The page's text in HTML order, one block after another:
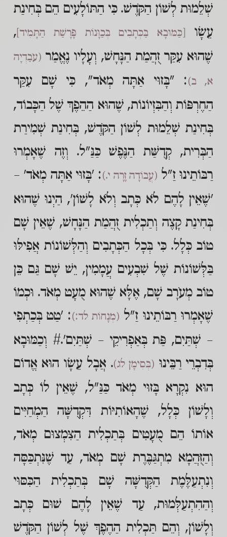
שְׁלֵמוּת לְשׁוֹן הַקֹּדֶשׁ. כִּי הַתּוֹלָעִים הֵם בְּחִינַת
עֵשָׂו
[כַּמּוּבָא בַּכְּתָבִים בְּכַוָּנוֹת פָּרָשַׁת הַתָּמִיד] ,
שֶׁהוּא עִקַּר זֻהֲמַת הַנָּחָשׁ, וְעָלָיו נֶאֱמַר (עֹבַדְיָה
א, ב): "בָּזוּי אַתָּה מְאֹד", כִּי שָׁם עִקַּר
הַחֶרְפּוֹת וְהַבִּזְיוֹנוֹת, שֶׁהוּא הַהֵפֶךְ שֶׁל הַכָּבוֹד,
בְּחִינַת שְׁלֵמוּת לְשׁוֹן הַקֹּדֶשׁ, בְּחִינַת שְׁמִירַת
הַבְּרִית, קְדֻשַּׁת הַנֶּפֶשׁ כַּנַּ"ל. וְזֶה שֶׁאָמְרוּ
רַבּוֹתֵינוּ זַ"ל (עֲבוֹדָה זָרָה י.): 'בָּזוּי אַתָּה מְאֹד' –
'שֶׁאֵין לָהֶם לֹא כְּתָב וְלֹא לָשׁוֹן', הַיְנוּ שֶׁהוּא
בְּחִינַת קָצֶה וְתַכְלִית זֻהֲמַת הַנָּחָשׁ, שֶׁאֵין שָׁם
טוֹב כְּלָל. כִּי בְּכָל הַכְּתָבִים וְהַלְּשׁוֹנוֹת אֲפִילּוּ
בַּלְּשׁוֹנוֹת שֶׁל שִׁבְעִים עֲמָמִין, יֵשׁ שָׁם גַּם כֵּן
טוֹב מְעֹרָב שָׁם, אֶלָּא שֶׁהוּא מֻעָט מְאֹד. וּכְמוֹ
שֶׁאָמְרוּ רַבּוֹתֵינוּ זַ"ל (מְנָחוֹת לד:): 'טַט בְּכַתְפִי
– שְׁתַּיִם, פַּת בְּאַפְרִיקֵי – שְׁתַּיִם'.# וְכַמּוּבָא
בְּדִבְרֵי רַבֵּינוּ (בְּסִימָן לג). אֲבָל עֵשָׂו הוּא אֱדוֹם
הוּא נִקְרָא בָּזוּי מְאֹד כַּנַּ"ל, שֶׁאֵין לוֹ כְּתָב
וְלָשׁוֹן כְּלָל, שֶׁהָאוֹתִיּוֹת דִּקְדֻשָּׁה הַמְחַיִּים
אוֹתוֹ הֵם מֻעָטִים בְּתַכְלִית הַצִּמְצוּם מְאֹד,
וְהַזֻּהֲמָא מִתְגַּבֶּרֶת שָׁם מְאֹד, עַד שֶׁנִּתְכַּסָּה
וְנִתְעַלֶּמֶת הַקְּדֻשָּׁה שָׁם בְּתַכְלִית הַכִּסּוּי
וְהַהִתְעַלְּמוּת, עַד שֶׁאֵין לָהֶם שׁוּם כְּתָב
וְלָשׁוֹן, וְהֵם תַּכְלִית הַהֶפֶךְ שֶׁל לְשׁוֹן הַקֹּדֶשׁ